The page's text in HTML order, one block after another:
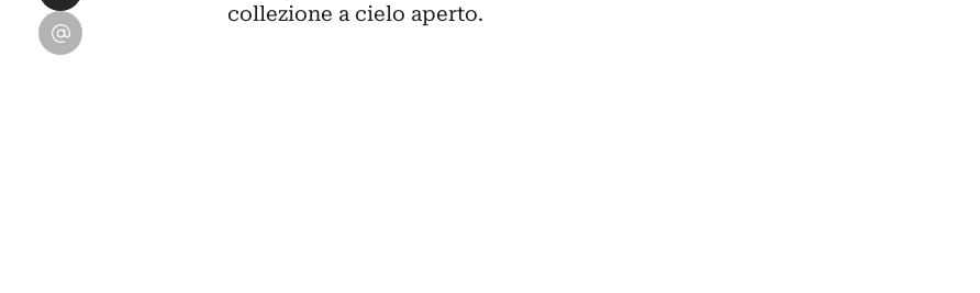
collezione a cielo aperto.
Condividi su Email